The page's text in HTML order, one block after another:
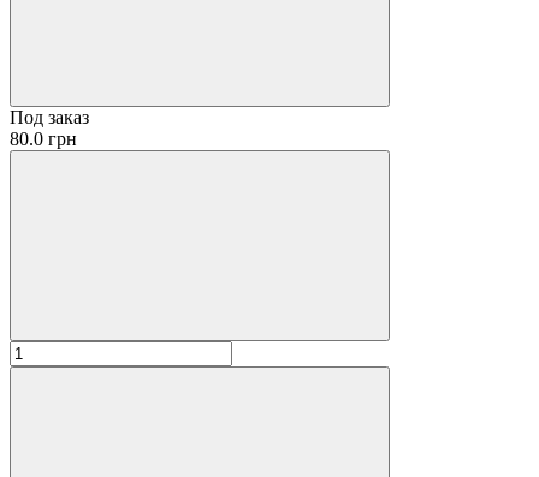
Под заказ
80.0 грн